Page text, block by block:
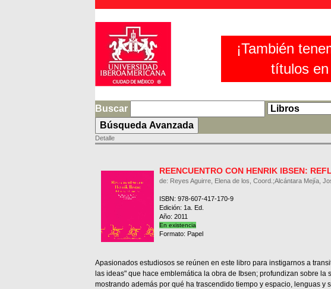
¡También
títulos
Buscar
Detalle
REENCUENTRO CON HENRIK IBSEN:
de: Reyes Aguirre, Elena de los, Coord.;Alcántara Mejía,
ISBN: 978-607-417-170-9
Edición: 1a. Ed.
Año: 2011
En existencia
Formato: Papel
Apasionados estudiosos se reúnen en este libro para instigarnos a
las ideas" que hace emblemática la obra de Ibsen; profundizan sobre la
mostrando además por qué ha trascendido tiempo y espacio, lenguas y